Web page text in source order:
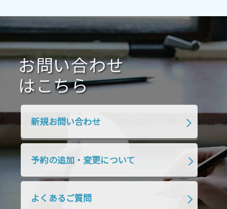
2021年1月 2020年12月 2020年11月
2020年10月 2020年9月 2020年8月
2020年7月 2020年6月 2020年5月
2020年4月 2020年3月 2020年2月
2019年10月 2019年9月
2019年4月
2018年7月 2018年6月
お問い合わせ
はこちら
新規お問い合わせ
予約の追加・変更について
よくあるご質問